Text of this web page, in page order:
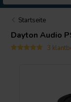
Startseite
Dayton Audio
3